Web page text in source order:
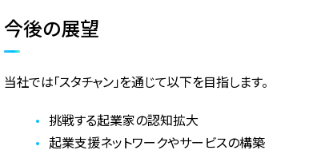
今後の展望
当社では「スタチャン」を通じて以下を目指します。
挑戦する起業家の認知拡大
起業支援ネットワークやサービスの構築